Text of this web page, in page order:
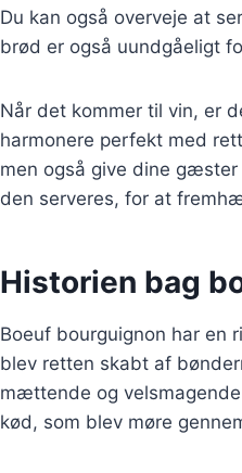
Du kan også overveje at
brød er også uundgåeligt
Når det kommer til vin, er
harmonere perfekt med
men også give dine
den serveres, for at
Historien bag
Boeuf bourguignon har en
blev retten skabt af
mættende og
kød, som blev møre